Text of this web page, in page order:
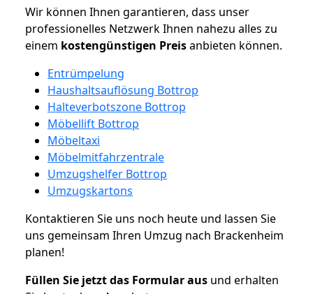
Wir können Ihnen garantieren, dass unser
professionelles Netzwerk Ihnen nahezu alles zu
einem kostengünstigen Preisanbieten können.
Entrümpelung
Haushaltsauflösung Bottrop
Halteverbotszone Bottrop
Möbellift Bottrop
Möbeltaxi
Möbelmitfahrzentrale
Umzugshelfer Bottrop
Umzugskartons
Kontaktieren Sie uns noch heute und lassen Sie
uns gemeinsam Ihren Umzug nach Brackenheim
planen!
Füllen Sie jetzt das Formular aus und erhalten